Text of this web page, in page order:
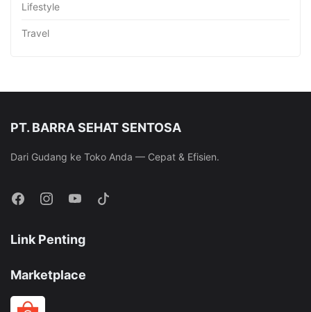
Lifestyle
Travel
PT. BARRA SEHAT SENTOSA
Dari Gudang ke Toko Anda — Cepat & Efisien.
Link Penting
Marketplace